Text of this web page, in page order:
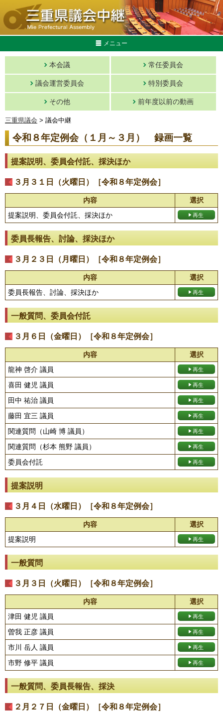
メニュー
本会議 常任委員会
議会運営委員会 特別委員会
その他 前年度以前の動画
三重県議会 > 議会中継
令和８年定例会（１月～３月） 録画一覧
提案説明、委員会付託、採決ほか
３月３１日（火曜日）［令和８年定例会］
内容
選択
提案説明、委員会付託、採決ほか
委員長報告、討論、採決ほか
３月２３日（月曜日）［令和８年定例会］
内容
選択
委員長報告、討論、採決ほか
一般質問、委員会付託
３月６日（金曜日）［令和８年定例会］
内容
選択
龍神 啓介 議員
喜田 健児 議員
田中 祐治 議員
藤田 宜三 議員
関連質問（山崎 博 議員）
関連質問（杉本 熊野 議員）
委員会付託
提案説明
３月４日（水曜日）［令和８年定例会］
内容
選択
提案説明
一般質問
３月３日（火曜日）［令和８年定例会］
内容
選択
津田 健児 議員
曽我 正彦 議員
市川 岳人 議員
市野 修平 議員
一般質問、委員長報告、採決
２月２７日（金曜日）［令和８年定例会］